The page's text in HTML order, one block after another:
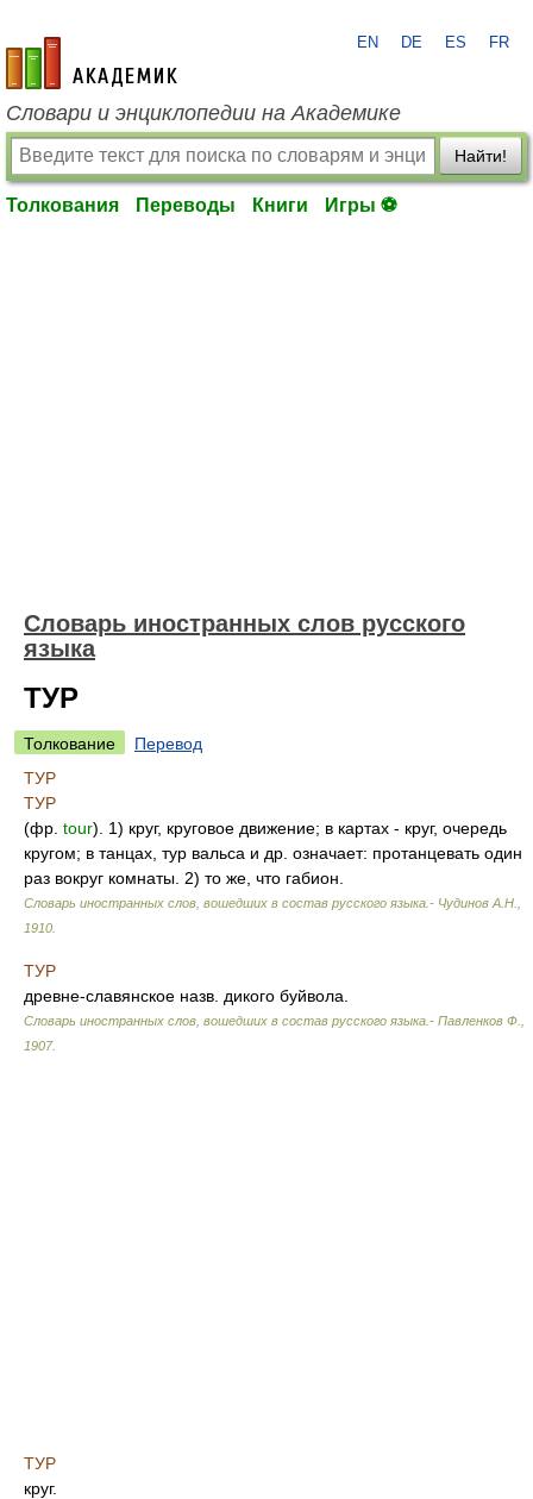
academic.ru
EN DE ES FR
Словари и энциклопедии на Академике
Найти!
Толкования Переводы Книги Игры ⚽
Словарь иностранных слов русского
языка
ТУР
Толкование
Перевод
ТУР
ТУР
(фр. tour). 1) круг, круговое движение; в картах - круг, очередь
кругом; в танцах, тур вальса и др. означает: протанцевать один
раз вокруг комнаты. 2) то же, что габион.
Словарь иностранных слов, вошедших в состав русского языка.- Чудинов А.Н.
1910
ТУР
древне-славянское назв. дикого буйвола.
Словарь иностранных слов, вошедших в состав русского языка.- Павленков Ф.
1907.
ТУР
круг.